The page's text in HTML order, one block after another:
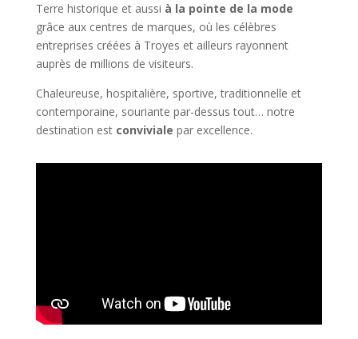
Terre historique et aussi à la pointe de la mode
grâce aux centres de marques, où les célèbres
entreprises créées à Troyes et ailleurs rayonnent
auprès de millions de visiteurs.
Chaleureuse, hospitalière, sportive, traditionnelle et
contemporaine, souriante par-dessus tout… notre
destination est conviviale par excellence.